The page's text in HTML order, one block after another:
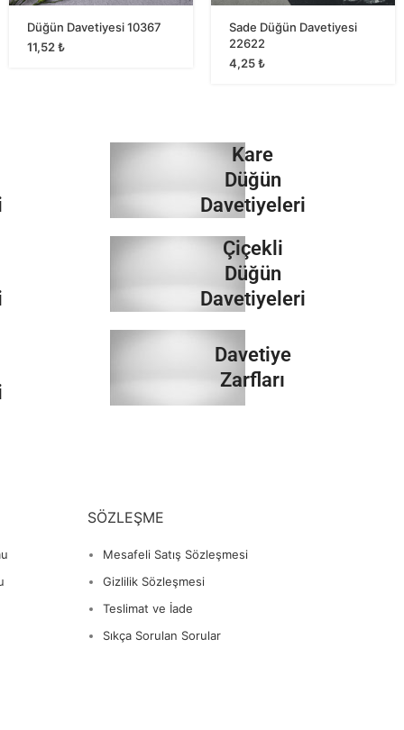
Düğün Davetiyesi 10367
11,52₺
Sade Düğün Davetiyesi
22622
4,25₺
Kare
Düğün
Davetiyeleri
İncele
Çiçekli
Düğün
Davetiyeleri
İncele
Davetiye
Zarfları
SÖZLEŞME
Mesafeli Satış Sözleşmesi
Gizlilik Sözleşmesi
Teslimat ve İade
Sıkça Sorulan Sorular